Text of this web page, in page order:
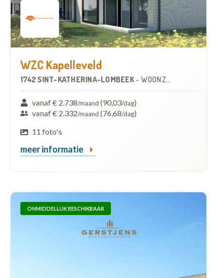
WZC Kapelleveld
1742 SINT-KATHERINA-LOMBEEK- WOONZORGCENTRUM (WZC)
vanaf € 2.738/maand (90,03/dag)
vanaf € 2.332/maand (76,68/dag)
11 foto's
meer informatie
ONMIDDELLIJK BESCHIKBAAR